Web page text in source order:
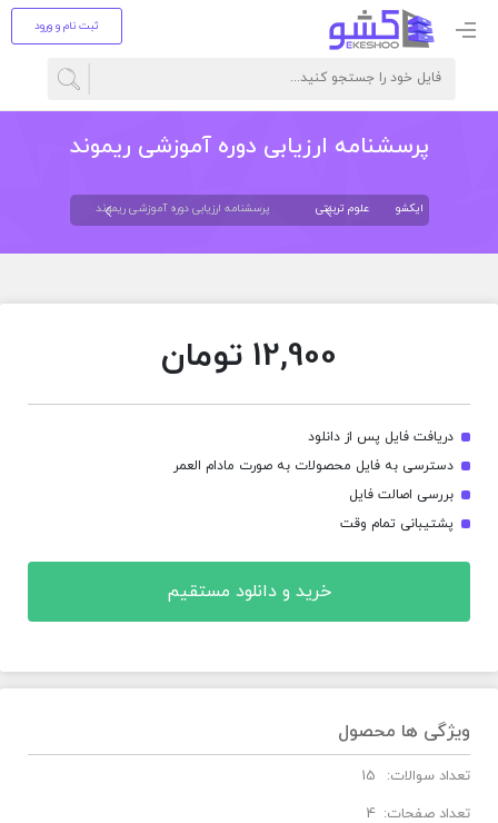
ثبت نام و ورود
پرسشنامه ارزیابی دوره آموزشی ریموند
ایکشو علوم تربیتی پرسشنامه ارزیابی دوره آموزشی ریموند
12,900 تومان
دریافت فایل پس از دانلود
دسترسی به فایل محصولات به صورت مادام العمر
بررسی اصالت فایل
پشتیبانی تمام وقت
خرید و دانلود مستقیم
ویژگی ها محصول
تعداد سوالات:
15
تعداد صفحات: 4